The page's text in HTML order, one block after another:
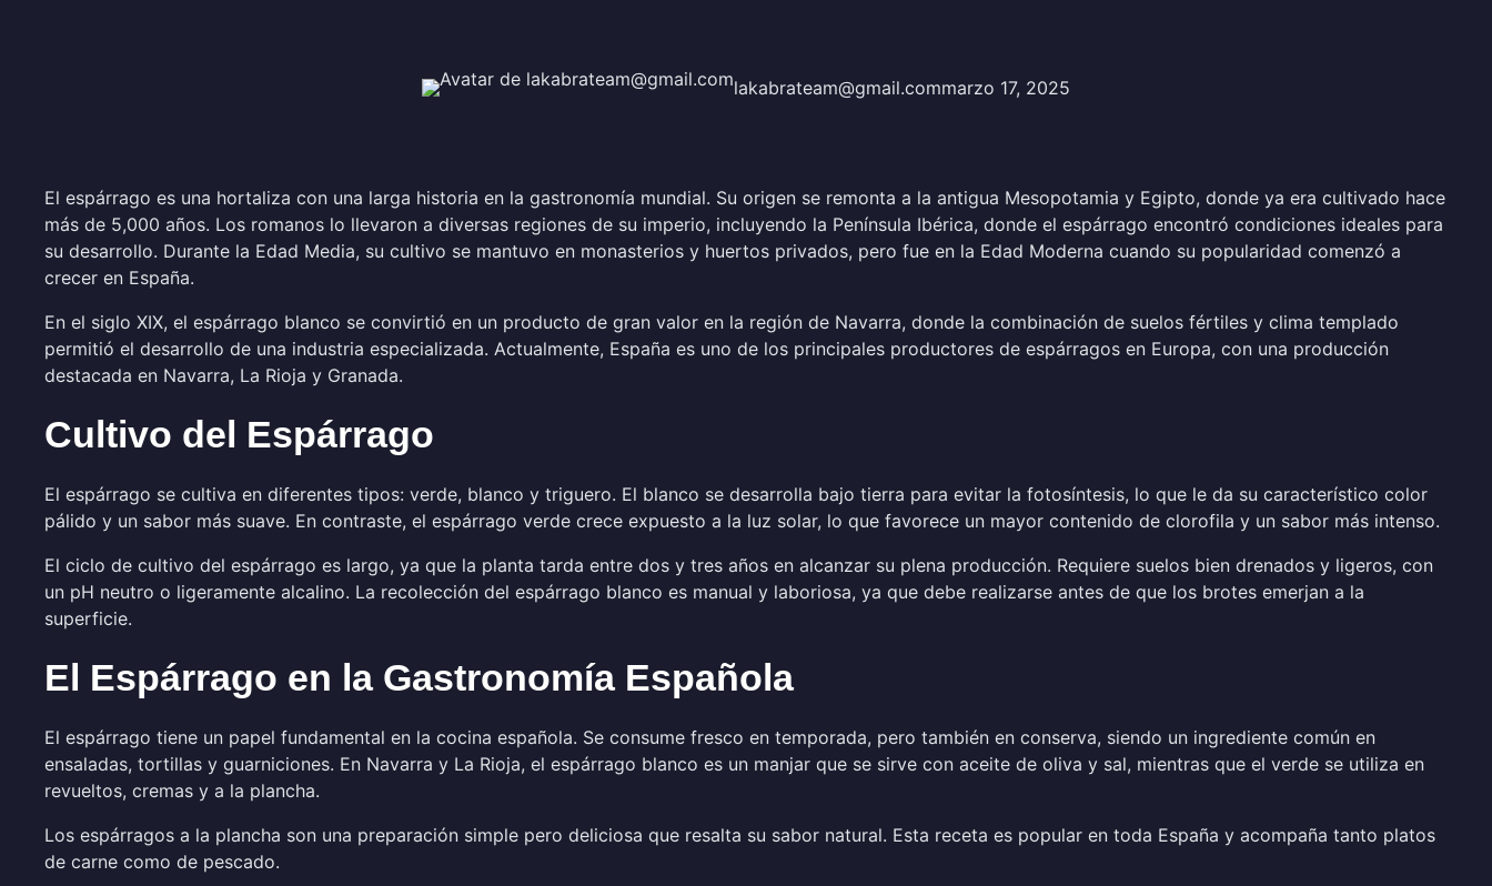
lakabrateam@gmail.commarzo 17, 2025
El espárrago es una hortaliza con una larga historia en la gastronomía mundial. Su origen se remonta a la antigua Mesopotamia y Egipto, donde ya era cultivado hace
más de 5,000 años. Los romanos lo llevaron a diversas regiones de su imperio, incluyendo la Península Ibérica, donde el espárrago encontró condiciones ideales para
su desarrollo. Durante la Edad Media, su cultivo se mantuvo en monasterios y huertos privados, pero fue en la Edad Moderna cuando su popularidad comenzó a
crecer en España.
En el siglo XIX, el espárrago blanco se convirtió en un producto de gran valor en la región de Navarra, donde la combinación de suelos fértiles y clima templado
permitió el desarrollo de una industria especializada. Actualmente, España es uno de los principales productores de espárragos en Europa, con una producción
destacada en Navarra, La Rioja y Granada.
Cultivo del Espárrago
El espárrago se cultiva en diferentes tipos: verde, blanco y triguero. El blanco se desarrolla bajo tierra para evitar la fotosíntesis, lo que le da su característico color
pálido y un sabor más suave. En contraste, el espárrago verde crece expuesto a la luz solar, lo que favorece un mayor contenido de clorofila y un sabor más intenso.
El ciclo de cultivo del espárrago es largo, ya que la planta tarda entre dos y tres años en alcanzar su plena producción. Requiere suelos bien drenados y ligeros, con
un pH neutro o ligeramente alcalino. La recolección del espárrago blanco es manual y laboriosa, ya que debe realizarse antes de que los brotes emerjan a la
superficie.
El Espárrago en la Gastronomía Española
El espárrago tiene un papel fundamental en la cocina española. Se consume fresco en temporada, pero también en conserva, siendo un ingrediente común en
ensaladas, tortillas y guarniciones. En Navarra y La Rioja, el espárrago blanco es un manjar que se sirve con aceite de oliva y sal, mientras que el verde se utiliza en
revueltos, cremas y a la plancha.
Los espárragos a la plancha son una preparación simple pero deliciosa que resalta su sabor natural. Esta receta es popular en toda España y acompaña tanto platos
de carne como de pescado.